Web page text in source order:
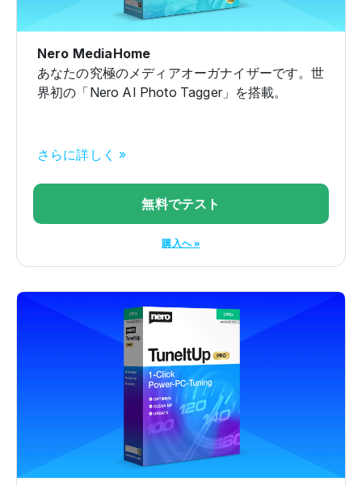
Nero MediaHome
あなたの究極のメディアオーガナイザーです。世
界初の「Nero AI Photo Tagger」を搭載。
さらに詳しく »
無料でテスト
購入へ »